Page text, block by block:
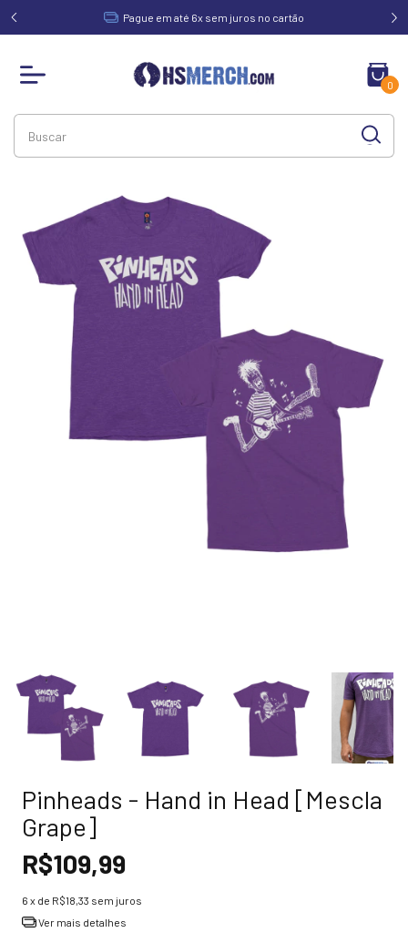
de Pague em até 6x sem juros no cartão
0
Pinheads - Hand in Head [Mescla
Grape]
R$109,99
6 x de R$18,33 sem juros
Ver mais detalhes